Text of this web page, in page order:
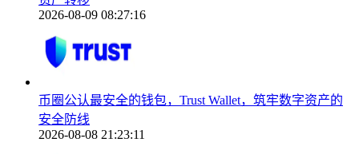
2026-08-09 08:27:16
币圈公认最安全的钱包，Trust Wallet，筑牢数字资产的
安全防线
2026-08-08 21:23:11